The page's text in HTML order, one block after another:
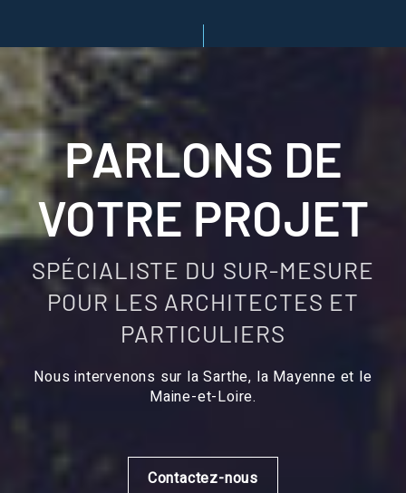
PARLONS DE
VOTRE PROJET
SPÉCIALISTE DU SUR-MESURE
POUR LES ARCHITECTES ET
PARTICULIERS
Nous intervenons sur la Sarthe, la Mayenne et le
Maine-et-Loire.
Contactez-nous